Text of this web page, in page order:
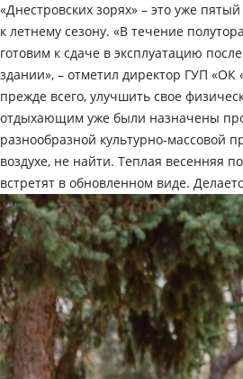
«Днестровских зорях» – это уже
к летнему сезону. «В течение
готовим к сдаче в эксплуатацию
здании», – отметил директор ГУП
прежде всего, улучшить свое
отдыхающим уже были назначены
разнообразной культурно-массовой
воздухе, не найти. Теплая весенняя
встретят в обновленном виде.